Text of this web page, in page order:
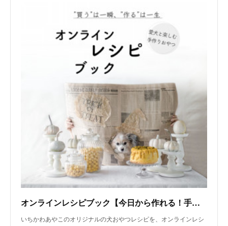
オンラインレシピブック【今日から作れる！手作り犬おやつレシピ】
いちかわあやこのオリジナルの犬おやつレシピを、オンラインレシ